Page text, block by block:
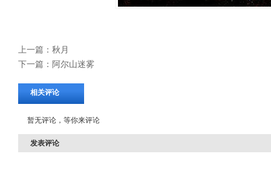
上一篇： 秋月
下一篇： 阿尔山迷雾
相关评论
暂无评论，等你来评论
发表评论